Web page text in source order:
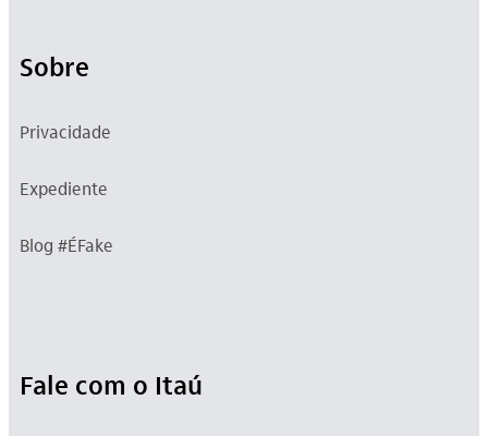
Sobre
Privacidade
Expediente
Blog #ÉFake
Fale com o Itaú